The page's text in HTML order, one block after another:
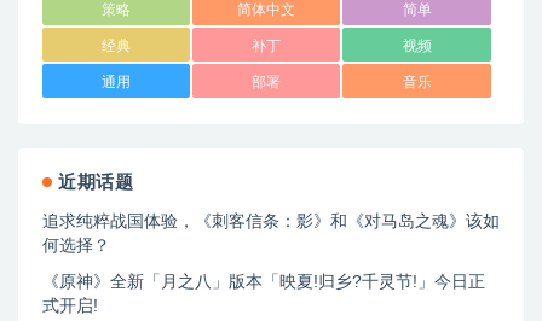
策略 简体中文 简单
经典 补丁 视频
通用 部署 音乐
近期话题
追求纯粹战国体验，《刺客信条：影》和《对马岛之魂》该如
何选择？
《原神》全新「月之八」版本「映夏!归乡?千灵节!」今日正
式开启!